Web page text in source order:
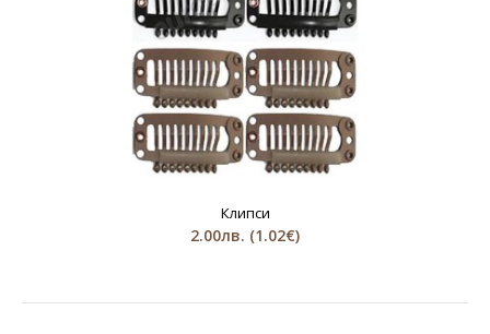
Клипси
2.00лв. (1.02€)